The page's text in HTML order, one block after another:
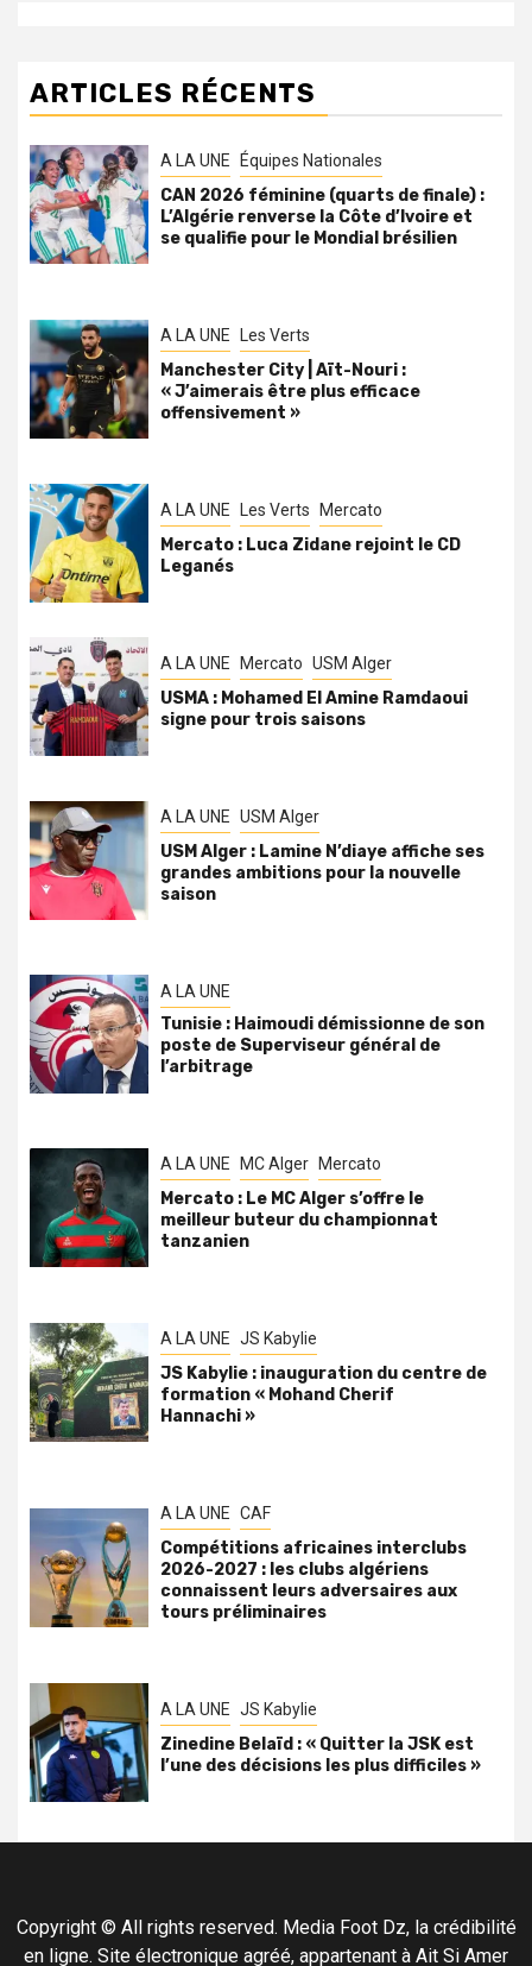
ARTICLES RÉCENTS
A LA UNE Équipes Nationales
CAN 2026 féminine (quarts de finale) :
L’Algérie renverse la Côte d’Ivoire et
se qualifie pour le Mondial brésilien
A LA UNE Les Verts
Manchester City | Aït-Nouri :
« J’aimerais être plus efficace
offensivement »
A LA UNE Les Verts Mercato
Mercato : Luca Zidane rejoint le CD
Leganés
A LA UNE Mercato USM Alger
USMA : Mohamed El Amine Ramdaoui
signe pour trois saisons
A LA UNE USM Alger
USM Alger : Lamine N’diaye affiche ses
grandes ambitions pour la nouvelle
saison
A LA UNE
Tunisie : Haimoudi démissionne de son
poste de Superviseur général de
l’arbitrage
A LA UNE MC Alger Mercato
Mercato : Le MC Alger s’offre le
meilleur buteur du championnat
tanzanien
A LA UNE JS Kabylie
JS Kabylie : inauguration du centre de
formation « Mohand Cherif
Hannachi »
A LA UNE CAF
Compétitions africaines interclubs
2026-2027 : les clubs algériens
connaissent leurs adversaires aux
tours préliminaires
A LA UNE JS Kabylie
Zinedine Belaïd : « Quitter la JSK est
l’une des décisions les plus difficiles »
Copyright © All rights reserved. Media Foot Dz, la crédibilité
en ligne. Site électronique agréé, appartenant à Ait Si Amer